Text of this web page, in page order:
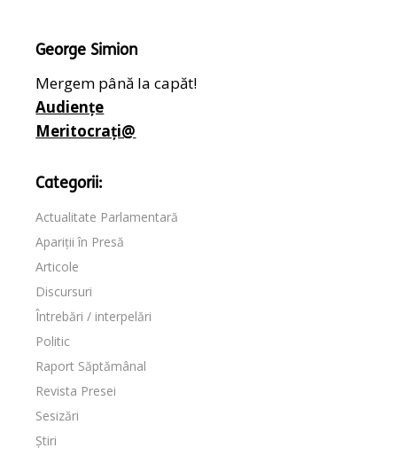
George Simion
Mergem până la capăt!
Audiențe
Meritocrați@
Categorii:
Actualitate Parlamentară
Apariții în Presă
Articole
Discursuri
Întrebări / interpelări
Politic
Raport Săptămânal
Revista Presei
Sesizări
Știri